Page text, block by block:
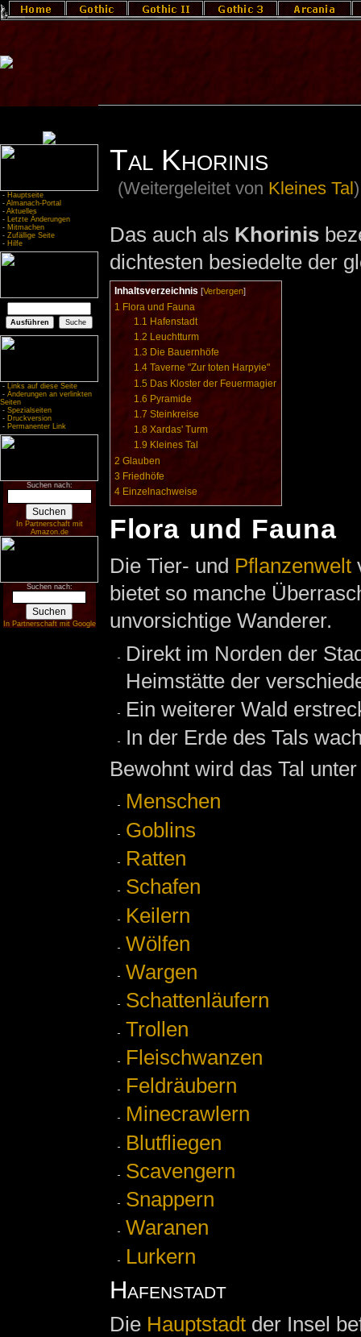
- Hauptseite
- Almanach-Portal
- Aktuelles
- Letzte Änderungen
- Mitmachen
- Zufällige Seite
- Hilfe
- Links auf diese Seite
- Änderungen an verlinkten
Seiten
- Spezialseiten
- Druckversion
- Permanenter Link
Suchen nach:
In Partnerschaft mit
Amazon.de
Suchen nach:
In Partnerschaft mit Google
Tal Khorinis
(Weitergeleitet von Kleines Tal)
Das auch als Khorinis
dichtesten besiedelte der
Inhaltsverzeichnis [Verbergen]
1 Flora und Fauna
1.1 Hafenstadt
1.2 Leuchtturm
1.3 Die Bauernhöfe
1.4 Taverne "Zur toten Harpyie"
1.5 Das Kloster der Feuermagier
1.6 Pyramide
1.7 Steinkreise
1.8 Xardas' Turm
1.9 Kleines Tal
2 Glauben
3 Friedhöfe
4 Einzelnachweise
Flora und Fauna
Die Tier- und Pflanzenwelt
bietet so manche
unvorsichtige Wanderer.
Direkt im Norden der
Heimstätte der
Ein weiterer Wald
In der Erde des Tals
Bewohnt wird das Tal
Menschen
Goblins
Ratten
Schafen
Keilern
Wölfen
Wargen
Schattenläufern
Trollen
Fleischwanzen
Feldräubern
Minecrawlern
Blutfliegen
Scavengern
Snappern
Waranen
Lurkern
Hafenstadt
Die Hauptstadtder Insel